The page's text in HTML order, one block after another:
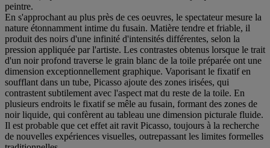
peintre.
En s'approchant au plus près de ces oeuvres, le spectateur mesure la
nature étonnamment intime du fusain. Matière tendre et friable, il
produit des noirs d'une infinité d'intensités différentes, selon la
pression appliquée par l'artiste. Les contrastes obtenus lorsque le trait
d'un noir profond traverse le grain blanc de la toile préparée ont une
dimension exceptionnellement graphique. Vaporisant le fixatif en
soufflant dans un tube, Picasso ajoute des zones irisées, qui
contrastent subtilement avec l'aspect mat du reste de la toile. En
plusieurs endroits le fixatif se mêle au fusain, formant des zones de
noir liquide, qui confèrent au tableau une dimension picturale fluide.
Il est probable que cet effet ait ravit Picasso, toujours à la recherche
de nouvelles expériences visuelles, outrepassant les limites formelles